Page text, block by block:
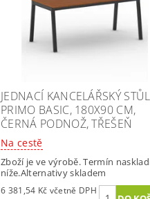
JEDNACÍ KANCELÁŘSKÝ STŮL
PRIMO BASIC, 180X90 CM,
ČERNÁ PODNOŽ, TŘEŠEŇ
Na cestě
Zboží je ve výrobě. Termín
níže.Alternativy skladem
6 381,54 Kč včetně DPH